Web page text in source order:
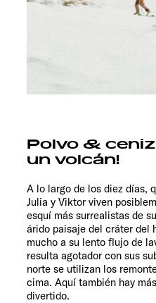
Polvo &
un volcán!
A lo largo de los diez días,
Julia y Viktor viven
esquí más surrealistas de
árido paisaje del cráter del
mucho a su lento flujo de
resulta agotador con sus
norte se utilizan los
cima. Aquí también hay
divertido.